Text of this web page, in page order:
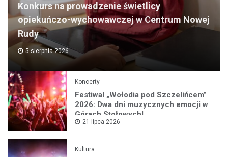
Konkurs na prowadzenie świetlicy
opiekuńczo-wychowawczej w Centrum Nowej
Rudy
5 sierpnia 2026
Koncerty
Festiwal „Wołodia pod Szczelińcem”
2026: Dwa dni muzycznych emocji w
Górach Stołowych!
21 lipca 2026
Kultura